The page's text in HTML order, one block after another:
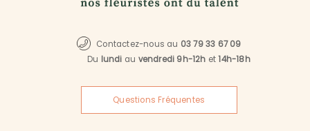
Contactez-nous au 03 79 33 67 09
Du lundi au vendredi 9h-12h et14h-18h
Questions Fréquentes